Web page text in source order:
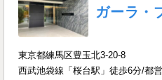
ガーラ・
東京都練馬区豊玉北3-20-8
西武池袋線「桜台駅」徒歩6分/都